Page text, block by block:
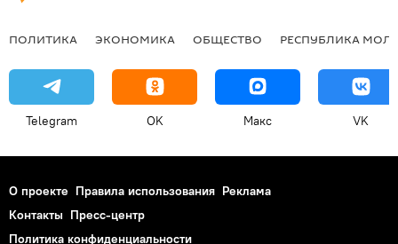
ПОЛИТИКА ЭКОНОМИКА ОБЩЕСТВО РЕСПУБЛИКА
Telegram OK Макс VK
О проекте Правила использования Реклама
Контакты Пресс-центр
Политика конфиденциальности